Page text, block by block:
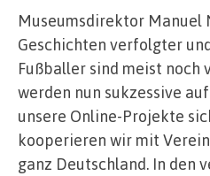
Museumsdirektor Manuel
Geschichten verfolgter
Fußballer sind meist noch
werden nun sukzessive
unsere Online-Projekte
kooperieren wir mit
ganz Deutschland. In den